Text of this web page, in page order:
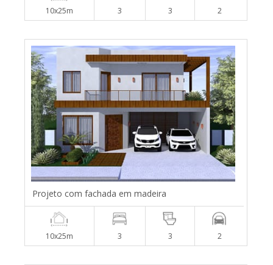
10x25m 3 3 2
Projeto com fachada em madeira
10x25m 3 3 2